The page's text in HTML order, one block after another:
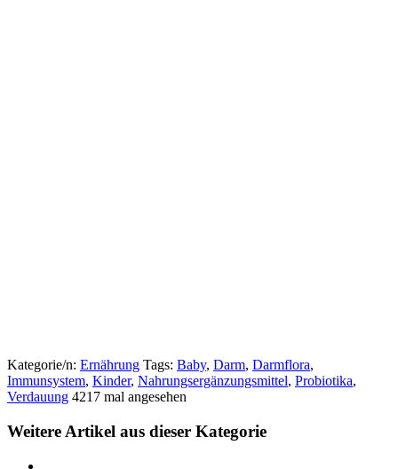
Kategorie/n: Ernährung Tags: Baby, Darm, Darmflora,
Immunsystem, Kinder, Nahrungsergänzungsmittel, Probiotika,
Verdauung 4217 mal angesehen
Weitere Artikel aus dieser Kategorie